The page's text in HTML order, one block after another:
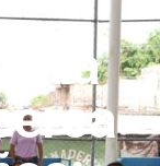
la